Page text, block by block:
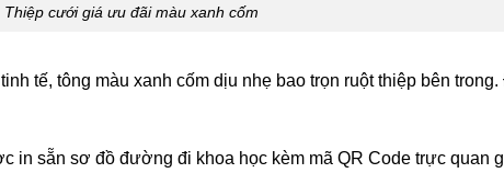
Thiệp cưới giá ưu đãi màu xanh cốm
tế, tông màu xanh cốm dịu nhẹ bao trọn ruột thiệp bên
in sẵn sơ đồ đường đi khoa học kèm mã QR Code trực quan